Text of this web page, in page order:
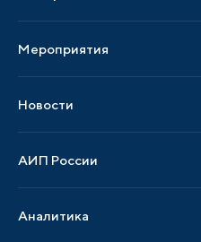
Аналитика
Публикации СМИ и статьи
Образцы документов
Мероприятия
Мероприятия отрасли
Новости
Новости отрасли
АИП России
Члены ассоциации